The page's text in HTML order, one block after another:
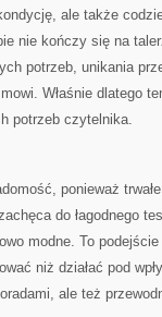
ale także
nie kończy się na
potrzeb, unikania
Właśnie dlatego
potrzeb czytelnika.
ponieważ
do łagodnego
modne. To podejście
niż działać pod
ale też